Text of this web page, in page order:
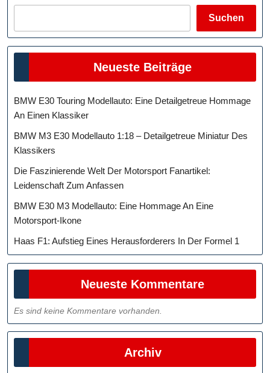
Suchen
Neueste Beiträge
BMW E30 Touring Modellauto: Eine Detailgetreue Hommage
An Einen Klassiker
BMW M3 E30 Modellauto 1:18 – Detailgetreue Miniatur Des
Klassikers
Die Faszinierende Welt Der Motorsport Fanartikel:
Leidenschaft Zum Anfassen
BMW E30 M3 Modellauto: Eine Hommage An Eine
Motorsport-Ikone
Haas F1: Aufstieg Eines Herausforderers In Der Formel 1
Neueste Kommentare
Es sind keine Kommentare vorhanden.
Archiv